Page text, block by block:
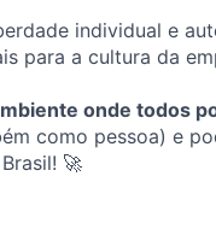
individual e
para a cultura da
onde todos
como pessoa) e
🚀